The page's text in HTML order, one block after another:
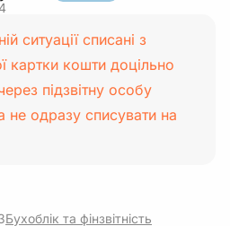
ситуації списані з
картки кошти доцільно
підзвітну особу
не одразу списувати на
Бухоблік та фінзвітність